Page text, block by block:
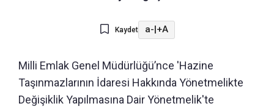
Kaydet a-|+A
Milli Emlak Genel Müdürlüğü’nce 'Hazine
Taşınmazlarının İdaresi Hakkında Yönetmelikte
Değişiklik Yapılmasına Dair Yönetmelik'te